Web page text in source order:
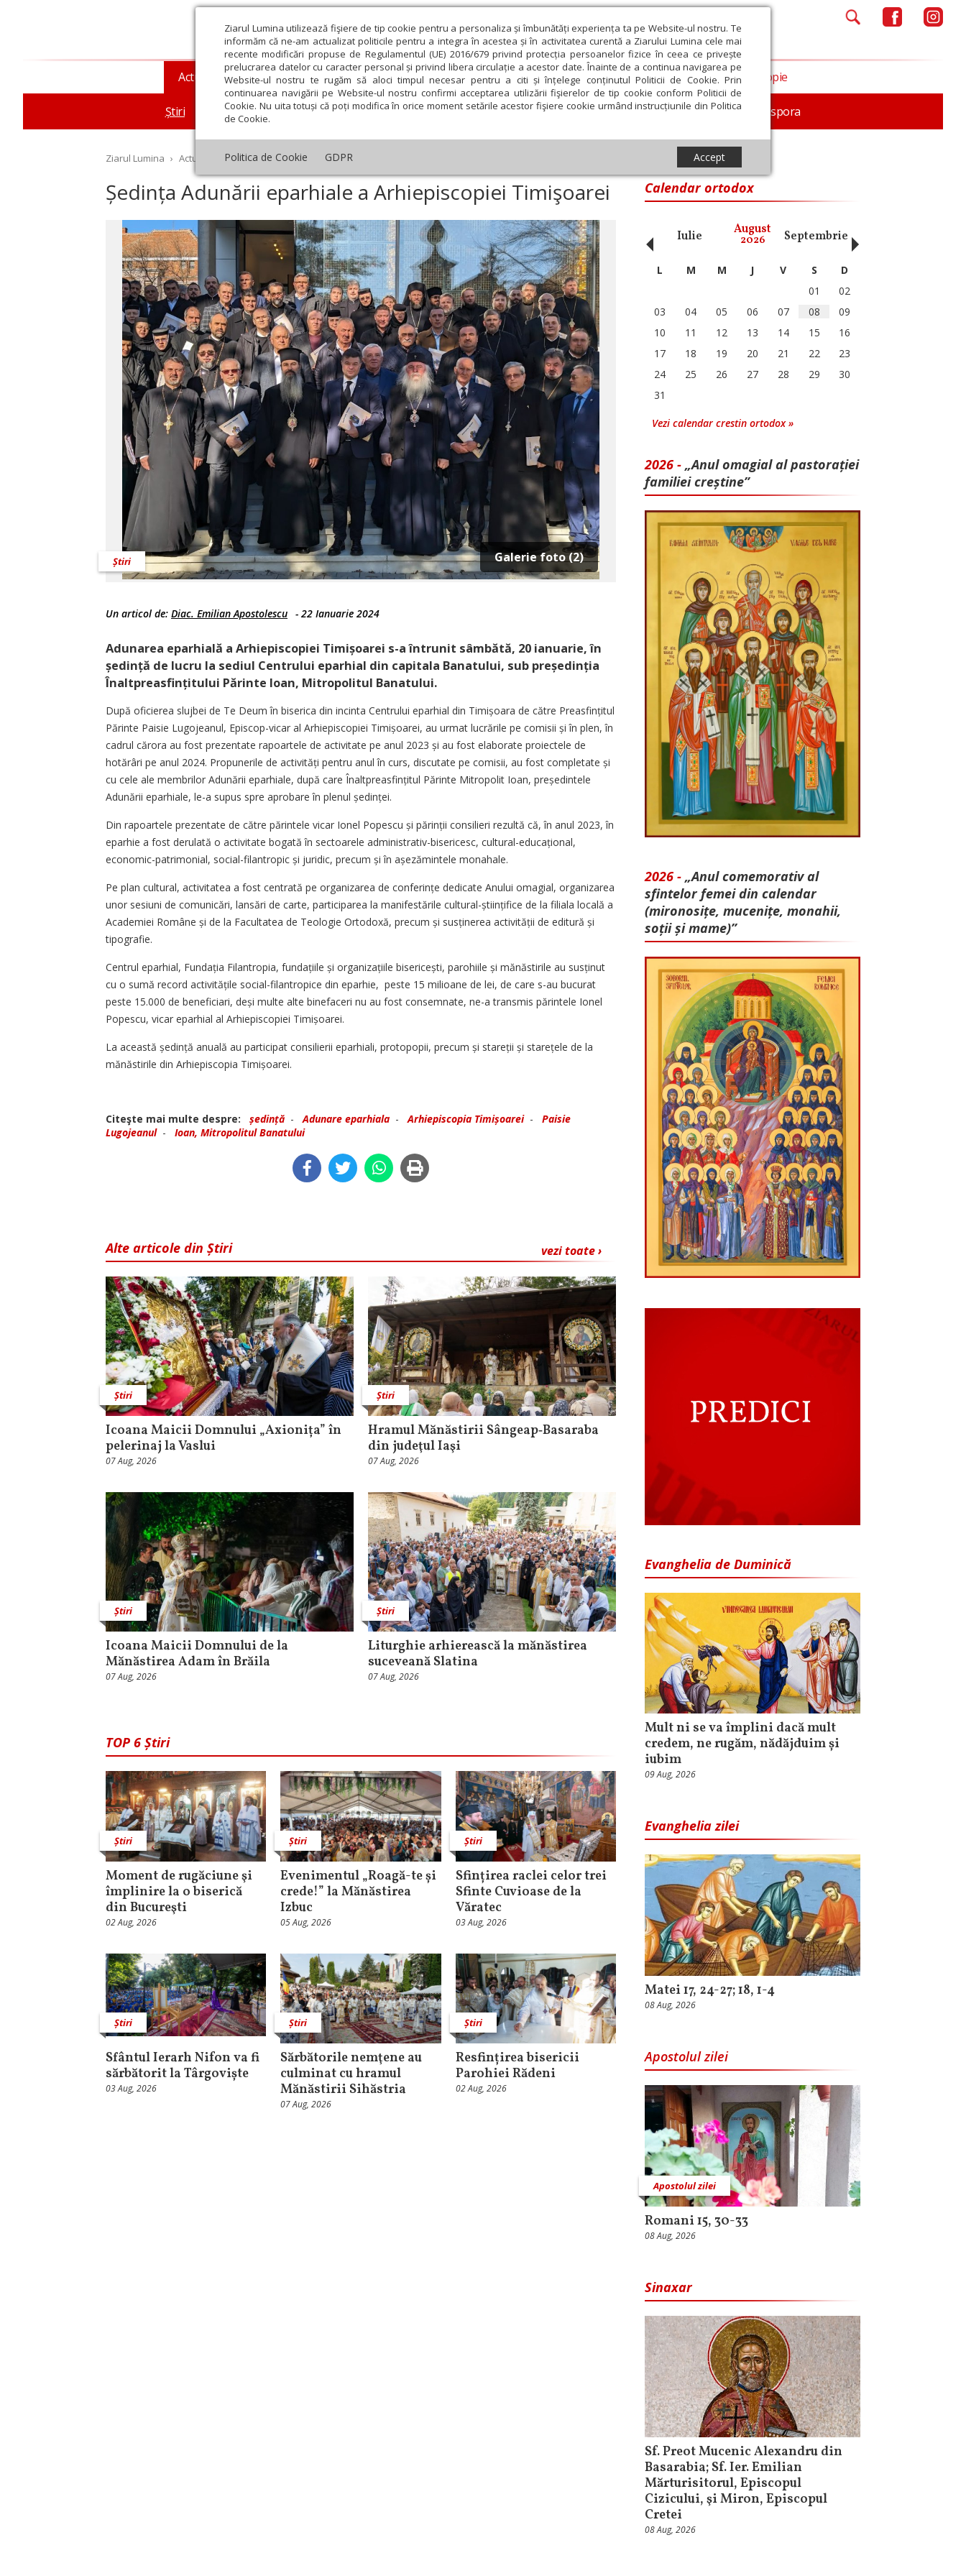
Ziarul Lumina utilizează fişiere de tip cookie pentru a personaliza și îmbunătăți experiența ta pe Website-ul nostru. Te
informăm că ne-am actualizat politicile pentru a integra în acestea și în activitatea curentă a Ziarului Lumina cele mai
recente modificări propuse de Regulamentul (UE) 2016/679 privind protecția persoanelor fizice în ceea ce privește
prelucrarea datelor cu caracter personal și privind libera circulație a acestor date. Înainte de a continua navigarea pe
Website-ul nostru te rugăm să aloci timpul necesar pentru a citi și înțelege conținutul Politicii de Cookie. Prin
continuarea navigării pe Website-ul nostru confirmi acceptarea utilizării fişierelor de tip cookie conform Politicii de
Cookie. Nu uita totuși că poți modifica în orice moment setările acestor fişiere cookie urmând instrucțiunile din Politica
de Cookie.
Politica de Cookie GDPR Accept
Actualitate religioasă
Știri Mesaje și cuvântări An omagial Comunicate de presă Documentar In memoriam Diaspora
Teologie și spiritualitate Educaţie și Cultură Societate Opinii Filantropie
Ziarul Lumina › Actualitate religioasă › Știri › Ședința Adunării eparhiale a Arhiepiscopiei Timişoarei
Ședința Adunării eparhiale a Arhiepiscopiei Timişoarei
Galerie foto (2)
Știri
Un articol de: Diac. Emilian Apostolescu - 22 Ianuarie 2024
Adunarea eparhială a Arhiepiscopiei Timișoarei s-a întrunit sâmbătă, 20 ianuarie, în
ședință de lucru la sediul Centrului eparhial din capitala Banatului, sub președinția
Înaltpreasfințitului Părinte Ioan, Mitropolitul Banatului.
După oficierea slujbei de Te Deum în biserica din incinta Centrului eparhial din Timișoara de către Preasfințitul
Părinte Paisie Lugojeanul, Episcop-vicar al Arhiepiscopiei Timișoarei, au urmat lucrările pe comisii și în plen, în
cadrul cărora au fost prezentate rapoartele de activitate pe anul 2023 și au fost elaborate proiectele de
hotărâri pe anul 2024. Propunerile de activități pentru anul în curs, discutate pe comisii, au fost completate și
cu cele ale membrilor Adunării eparhiale, după care Înaltpreasfințitul Părinte Mitropolit Ioan, președintele
Adunării eparhiale, le-a supus spre aprobare în plenul ședinței.
Din rapoartele prezentate de către părintele vicar Ionel Popescu și părinții consilieri rezultă că, în anul 2023, în
eparhie a fost derulată o activitate bogată în sectoarele administrativ-bisericesc, cultu­ral-educ­a­țional,
economic-patrimonial, social-filantropic și juridic, precum și în așezămintele monahale.
Pe plan cultural, activitatea a fost centrată pe organizarea de conferințe dedicate Anului omagial, organizarea
unor sesiuni de comunicări, lansări de carte, participarea la manifestările cultural-științifice de la filiala locală a
Academiei Române și de la Facultatea de Teologie Ortodoxă, precum și susținerea activității de editură și
tipografie.
Centrul eparhial, Fundația Filantropia, fundațiile și organizațiile bisericești, parohiile și mănăstirile au susținut
cu o sumă record activitățile social-filantropice din eparhie, peste 15 milioane de lei, de care s-au bucurat
peste 15.000 de beneficiari, deși multe alte binefaceri nu au fost consemnate, ne-a transmis părintele Ionel
Popescu, vicar eparhial al Arhiepiscopiei Timișoa­rei.
La această ședință anuală au participat consilierii eparhiali, protopopii, precum și stareții și starețele de la
mănăstirile din Arhiepiscopia Timișoarei.
Citeşte mai multe despre: ședință -Adunare eparhiala -Arhiepiscopia Timișoarei- Paisie
Lugojeanul- Ioan, Mitropolitul Banatului
vezi toate ›
Alte articole din Știri
Știri
Icoana Maicii Domnului „Axionița” în
pelerinaj la Vaslui
07 Aug, 2026
Știri
Hramul Mănăstirii Sângeap‑Basaraba
din judeţul Iaşi
07 Aug, 2026
Știri
Icoana Maicii Domnului de la
Mănăstirea Adam în Brăila
07 Aug, 2026
Știri
Liturghie arhierească la mănăstirea
suceveană Slatina
07 Aug, 2026
TOP 6 Știri
Știri
Moment de rugăciune şi
împlinire la o biserică
din Bucureşti
02 Aug, 2026
Știri
Evenimentul „Roagă-te și
crede!” la Mănăstirea
Izbuc
05 Aug, 2026
Știri
Sfințirea raclei celor trei
Sfinte Cuvioase de la
Văratec
03 Aug, 2026
Știri
Sfântul Ierarh Nifon va fi
sărbătorit la Târgoviște
03 Aug, 2026
Știri
Sărbătorile nemţene au
culminat cu hramul
Mănăstirii Sihăstria
07 Aug, 2026
Știri
Resfințirea bisericii
Parohiei Rădeni
02 Aug, 2026
Calendar ortodox
Octombrie Noiembrie Decembrie Ianuarie Februarie Martie Aprilie Mai Iulie August
2026 Septembrie Octombrie
‹ L M M J V S
D
01
02
03
04 05 06 07 08
09
10
11 12 13 14 15
16
17
18 19 20 21 22
23
24
25 26 27 28 29
30
31
Vezi calendar crestin ortodox »
2026 - „Anul omagial al pastorației
familiei creștine”
2026 - „Anul comemorativ al
sfintelor femei din calendar
(mironosițe, mu­cenițe, monahii,
soții și mame)”
Evanghelia de Duminică
Mult ni se va împlini dacă mult
credem, ne rugăm, nădăjduim și
iubim
09 Aug, 2026
Evanghelia zilei
Matei 17, 24-27; 18, 1-4
08 Aug, 2026
Apostolul zilei
Apostolul zilei
Romani 15, 30-33
08 Aug, 2026
Sinaxar
Sf. Preot Mucenic Alexandru din
Basarabia; Sf. Ier. Emilian
Mărturisitorul, Episcopul
Cizicului, şi Miron, Episcopul
Cretei
08 Aug, 2026